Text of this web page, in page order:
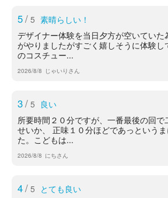
5/ 5 素晴らしい！
デザイナー体験を当日夕方が空いていた
がやりましたがすごく嬉しそうに体験し
のコスチュー...
2026/8/8 じゃいりさん
3/ 5 良い
所要時間２０分ですが、一番最後の回で
せいか、 正味１０分ほどであっという
た。こどもは...
2026/8/8 にちさん
4/ 5 とても良い